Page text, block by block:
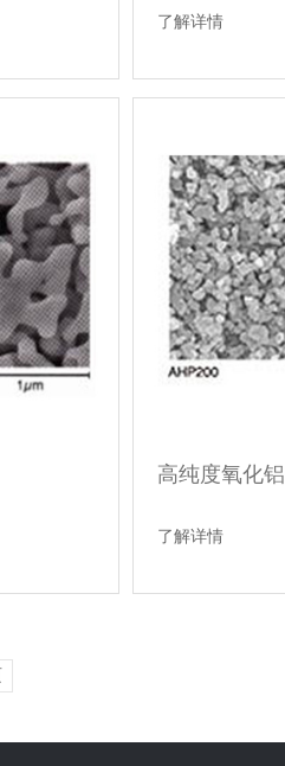
了解详情
高纯度氧化铝
了解详情